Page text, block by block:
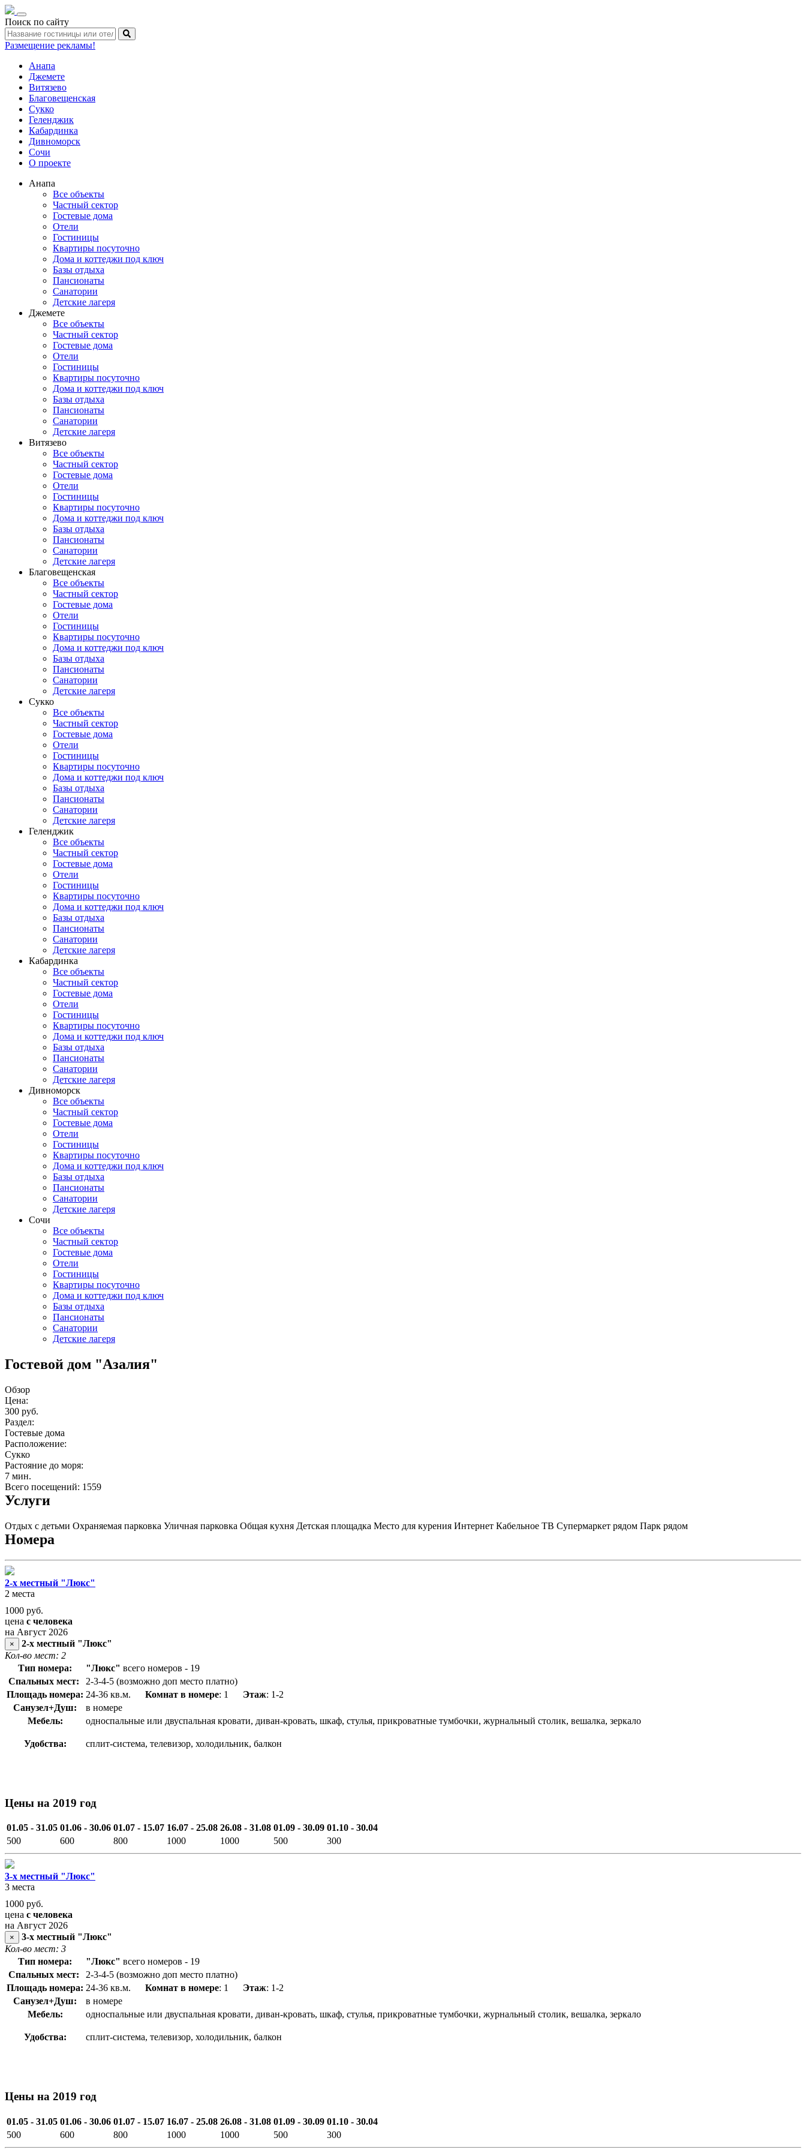
Toggle
navigation
Поиск по сайту
Размещение рекламы!
Анапа
Джемете
Витязево
Благовещенская
Сукко
Геленджик
Кабардинка
Дивноморск
Сочи
О проекте
Анапа
Все объекты
Частный сектор
Гостевые дома
Отели
Гостиницы
Квартиры посуточно
Дома и коттеджи под ключ
Базы отдыха
Пансионаты
Санатории
Детские лагеря
Джемете
Все объекты
Частный сектор
Гостевые дома
Отели
Гостиницы
Квартиры посуточно
Дома и коттеджи под ключ
Базы отдыха
Пансионаты
Санатории
Детские лагеря
Витязево
Все объекты
Частный сектор
Гостевые дома
Отели
Гостиницы
Квартиры посуточно
Дома и коттеджи под ключ
Базы отдыха
Пансионаты
Санатории
Детские лагеря
Благовещенская
Все объекты
Частный сектор
Гостевые дома
Отели
Гостиницы
Квартиры посуточно
Дома и коттеджи под ключ
Базы отдыха
Пансионаты
Санатории
Детские лагеря
Сукко
Все объекты
Частный сектор
Гостевые дома
Отели
Гостиницы
Квартиры посуточно
Дома и коттеджи под ключ
Базы отдыха
Пансионаты
Санатории
Детские лагеря
Геленджик
Все объекты
Частный сектор
Гостевые дома
Отели
Гостиницы
Квартиры посуточно
Дома и коттеджи под ключ
Базы отдыха
Пансионаты
Санатории
Детские лагеря
Кабардинка
Все объекты
Частный сектор
Гостевые дома
Отели
Гостиницы
Квартиры посуточно
Дома и коттеджи под ключ
Базы отдыха
Пансионаты
Санатории
Детские лагеря
Дивноморск
Все объекты
Частный сектор
Гостевые дома
Отели
Гостиницы
Квартиры посуточно
Дома и коттеджи под ключ
Базы отдыха
Пансионаты
Санатории
Детские лагеря
Сочи
Все объекты
Частный сектор
Гостевые дома
Отели
Гостиницы
Квартиры посуточно
Дома и коттеджи под ключ
Базы отдыха
Пансионаты
Санатории
Детские лагеря
Гостевой дом "Азалия"
Обзор
Цена:
300 руб.
Раздел:
Гостевые дома
Расположение:
Сукко
Растояние до моря:
7 мин.
Всего посещений: 1559
Услуги
Отдых с детьми Охраняемая парковка Уличная парковка Общая кухня Детская площадка Место для курения Интернет Кабельное ТВ Супермаркет рядом Парк рядом
Номера
2-х местный "Люкс"
2 места
1000 руб.
цена с человека
на Август 2026
×
2-х местный "Люкс"
Кол-во мест: 2
Тип номера:
"Люкс" всего номеров - 19
Спальных мест:
2-3-4-5 (возможно доп место платно)
Площадь номера: 24-36 кв.м. Комнат в номере: 1 Этаж: 1-2
Санузел+Душ:
в номере
Мебель:
односпальные или двуспальная кровати, диван-кровать, шкаф, стулья, прикроватные тумбочки, журнальный столик, вешалка, зеркало
Удобства: сплит-система, телевизор, холодильник, балкон
Цены на 2019 год
01.05 - 31.05 01.06 - 30.06 01.07 - 15.07 16.07 - 25.08 26.08 - 31.08 01.09 - 30.09 01.10 - 30.04
500
600 800 1000 1000 500 300
3-х местный "Люкс"
3 места
1000 руб.
цена с человека
на Август 2026
×
3-х местный "Люкс"
Кол-во мест: 3
Тип номера:
"Люкс" всего номеров - 19
Спальных мест:
2-3-4-5 (возможно доп место платно)
Площадь номера: 24-36 кв.м. Комнат в номере: 1 Этаж: 1-2
Санузел+Душ:
в номере
Мебель:
односпальные или двуспальная кровати, диван-кровать, шкаф, стулья, прикроватные тумбочки, журнальный столик, вешалка, зеркало
Удобства: сплит-система, телевизор, холодильник, балкон
Цены на 2019 год
01.05 - 31.05 01.06 - 30.06 01.07 - 15.07 16.07 - 25.08 26.08 - 31.08 01.09 - 30.09 01.10 - 30.04
500
600 800 1000 1000 500 300